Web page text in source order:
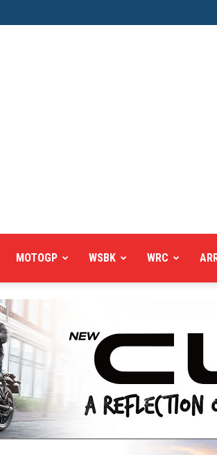
MOTOGP WSBK WRC